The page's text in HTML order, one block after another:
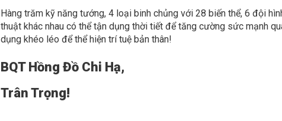
Hàng trăm kỹ năng tướng, 4 loại binh chủng với 28 biến thể, 6 đội
thuật khác nhau có thể tận dụng thời tiết để tăng cường sức mạnh
dụng khéo léo để thể hiện trí tuệ bản thân!
BQT Hồng Đồ Chi Hạ,
Trân Trọng!